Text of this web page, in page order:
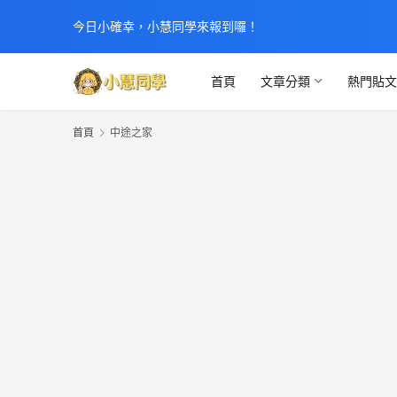
今日小確幸，小慧同學來報到囉！
首頁 文章分類 熱門貼文
首頁 中途之家